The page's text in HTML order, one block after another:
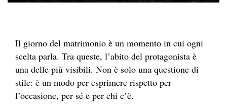
Il giorno del matrimonio è un momento in cui ogni
scelta parla. Tra queste, l’abito del protagonista è
una delle più visibili. Non è solo una questione di
stile: è un modo per esprimere rispetto per
l’occasione, per sé e per chi c’è.